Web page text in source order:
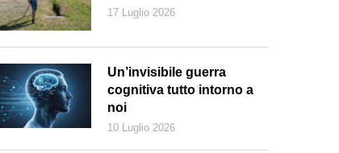
17 Luglio 2026
Un’invisibile guerra
cognitiva tutto intorno a
noi
10 Luglio 2026